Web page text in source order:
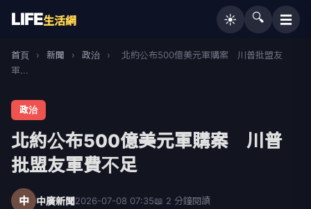
LIFE生活網 ☀️ 🔍 ☰
首頁 › 新聞 › 政治 ›
北約公布500億美元軍購案 川普批盟友
軍...
政治
北約公布500億美元軍購案 川普
批盟友軍費不足
中 中廣新聞2026-07-08 07:35📖 2 分鐘閱讀